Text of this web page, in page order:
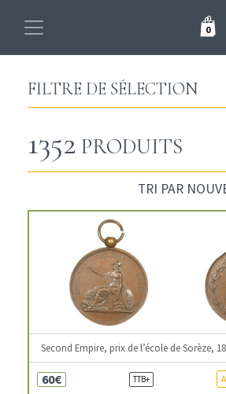
0
FILTRE DE SÉLECTION
1352 PRODUITS
Second Empire, prix de l’école de Sorèze,
60€ TTB+